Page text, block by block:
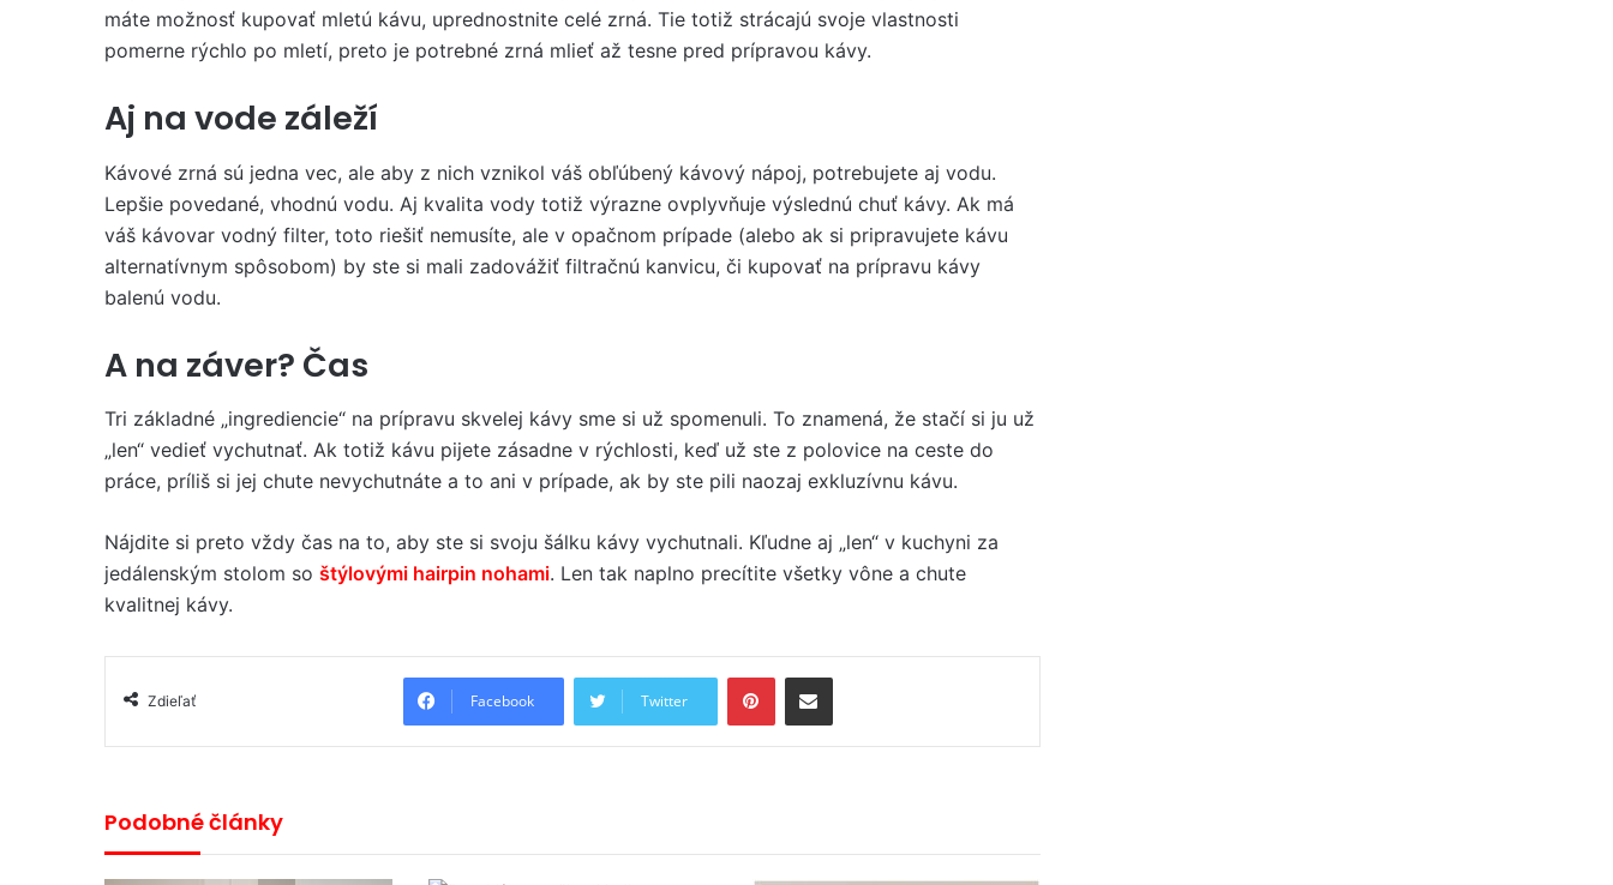
máte možnosť kupovať mletú kávu, uprednostnite celé zrná. Tie totiž strácajú svoje vlastnosti
pomerne rýchlo po mletí, preto je potrebné zrná mlieť až tesne pred prípravou kávy.
Aj na vode záleží
Kávové zrná sú jedna vec, ale aby z nich vznikol váš obľúbený kávový nápoj, potrebujete aj vodu.
Lepšie povedané, vhodnú vodu. Aj kvalita vody totiž výrazne ovplyvňuje výslednú chuť kávy. Ak má
váš kávovar vodný filter, toto riešiť nemusíte, ale v opačnom prípade (alebo ak si pripravujete kávu
alternatívnym spôsobom) by ste si mali zadovážiť filtračnú kanvicu, či kupovať na prípravu kávy
balenú vodu.
A na záver? Čas
Tri základné „ingrediencie“ na prípravu skvelej kávy sme si už spomenuli. To znamená, že stačí si ju už
„len“ vedieť vychutnať. Ak totiž kávu pijete zásadne v rýchlosti, keď už ste z polovice na ceste do
práce, príliš si jej chute nevychutnáte a to ani v prípade, ak by ste pili naozaj exkluzívnu kávu.
Nájdite si preto vždy čas na to, aby ste si svoju šálku kávy vychutnali. Kľudne aj „len“ v kuchyni za
jedálenským stolom so štýlovými hairpin nohami. Len tak naplno precítite všetky vône a chute
kvalitnej kávy.
Zdieľať Facebook Twitter
PinterestShare via Email
Podobné články